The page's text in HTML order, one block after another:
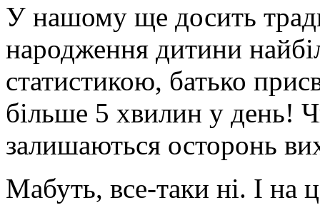
У нашому ще досить
народження дитини
статистикою, батько
більше 5 хвилин у день!
залишаються осторонь
Мабуть, все-таки ні. І на